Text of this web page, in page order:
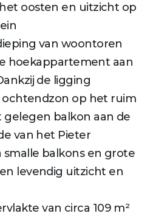
oosten en uitzicht op
van woontoren
hoekappartement aan
de ligging
ochtendzon op het ruim
gelegen balkon aan de
van het Pieter
balkons en grote
levendig uitzicht en
van circa 109 m²